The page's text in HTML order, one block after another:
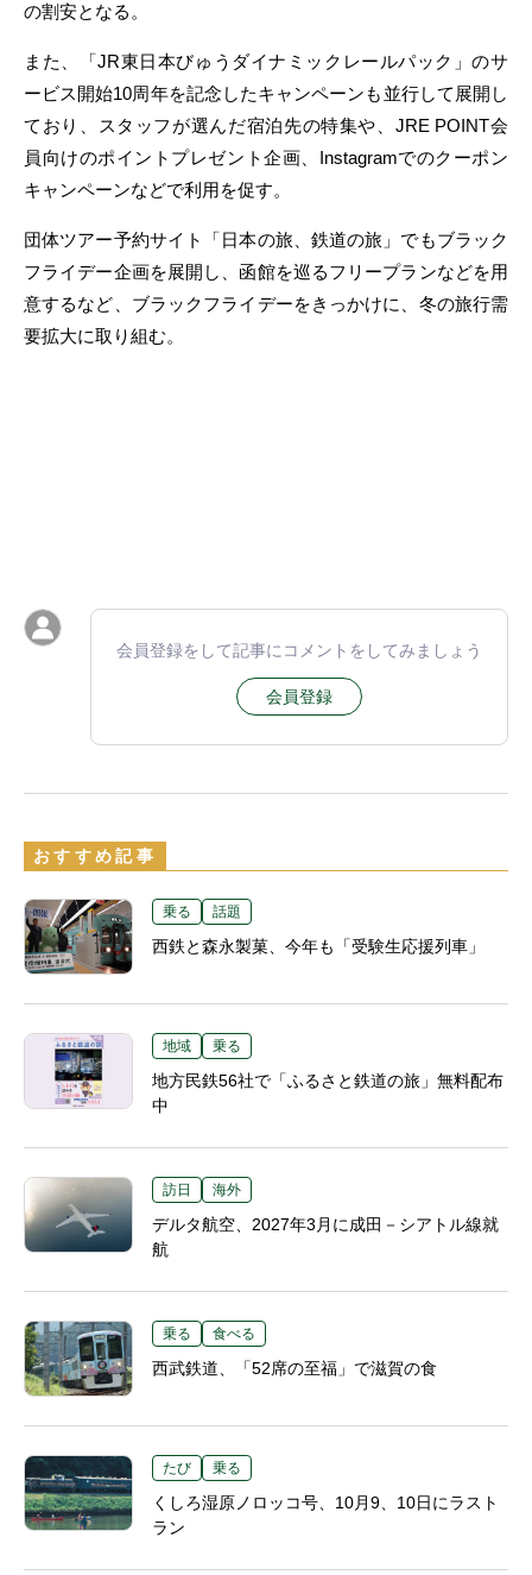
の割安となる。
また、「JR東日本びゅうダイナミックレールパック」のサ
ービス開始10周年を記念したキャンペーンも並行して展開し
ており、スタッフが選んだ宿泊先の特集や、JRE POINT会
員向けのポイントプレゼント企画、Instagramでのクーポン
キャンペーンなどで利用を促す。
団体ツアー予約サイト「日本の旅、鉄道の旅」でもブラック
フライデー企画を展開し、函館を巡るフリープランなどを用
意するなど、ブラックフライデーをきっかけに、冬の旅行需
要拡大に取り組む。
会員登録をして記事にコメントをしてみましょう
会員登録
おすすめ記事
乗る 話題
西鉄と森永製菓、今年も「受験生応援列車」
地域 乗る
地方民鉄56社で「ふるさと鉄道の旅」無料配布
中
訪日 海外
デルタ航空、2027年3月に成田－シアトル線就
航
乗る 食べる
西武鉄道、「52席の至福」で滋賀の食
たび 乗る
くしろ湿原ノロッコ号、10月9、10日にラスト
ラン